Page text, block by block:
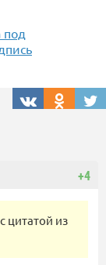
под
+4
цитатой из